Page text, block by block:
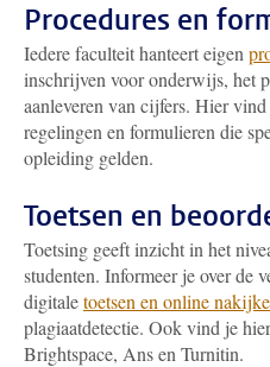
Procedures en
Iedere faculteit hanteert eigen
inschrijven voor onderwijs, het
aanleveren van cijfers. Hier
regelingen en formulieren die
opleiding gelden.
Toetsen en
Toetsing geeft inzicht in het
studenten. Informeer je over de
digitaletoetsen en online
plagiaatdetectie. Ook vind je
Brightspace, Ans en Turnitin.